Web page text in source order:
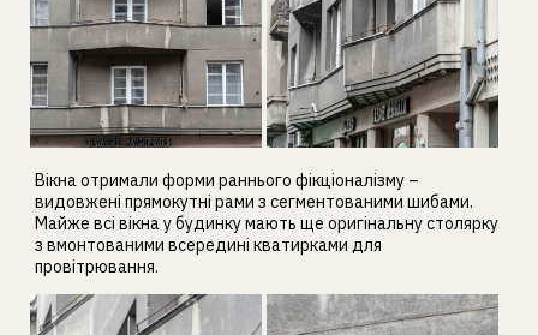
Вікна отримали форми раннього фікціоналізму –
видовжені прямокутні рами з сегментованими шибами.
Майже всі вікна у будинку мають ще оригінальну столярку
з вмонтованими всередині кватирками для
провітрювання.